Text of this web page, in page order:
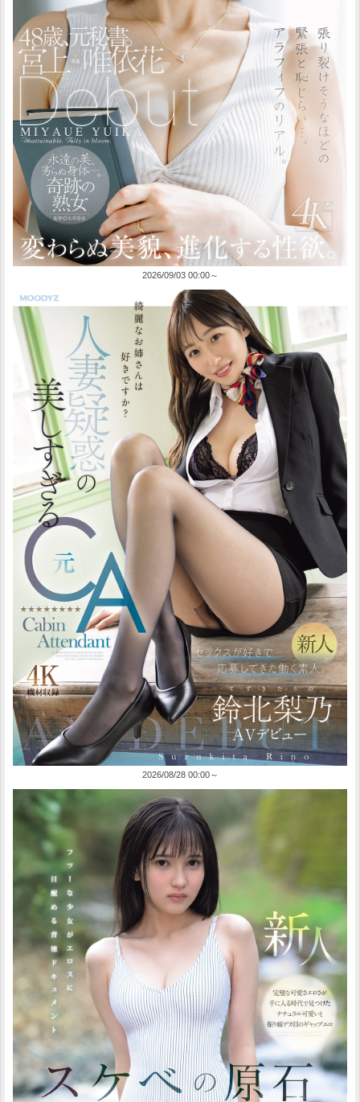
2026/09/03 00:00～
2026/08/28 00:00～